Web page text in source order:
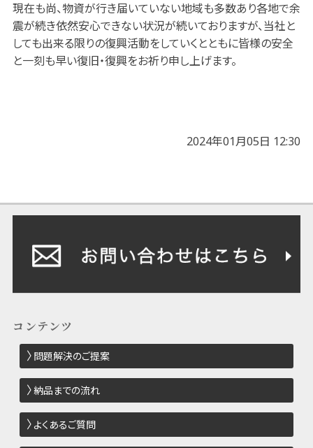
現在も尚、物資が行き届いていない地域も多数あり各地で余
震が続き依然安心できない状況が続いておりますが、当社と
しても出来る限りの復興活動をしていくとともに皆様の安全
と一刻も早い復旧・復興をお祈り申し上げます。
2024年01月05日 12:30
コンテンツ
問題解決のご提案
納品までの流れ
よくあるご質問